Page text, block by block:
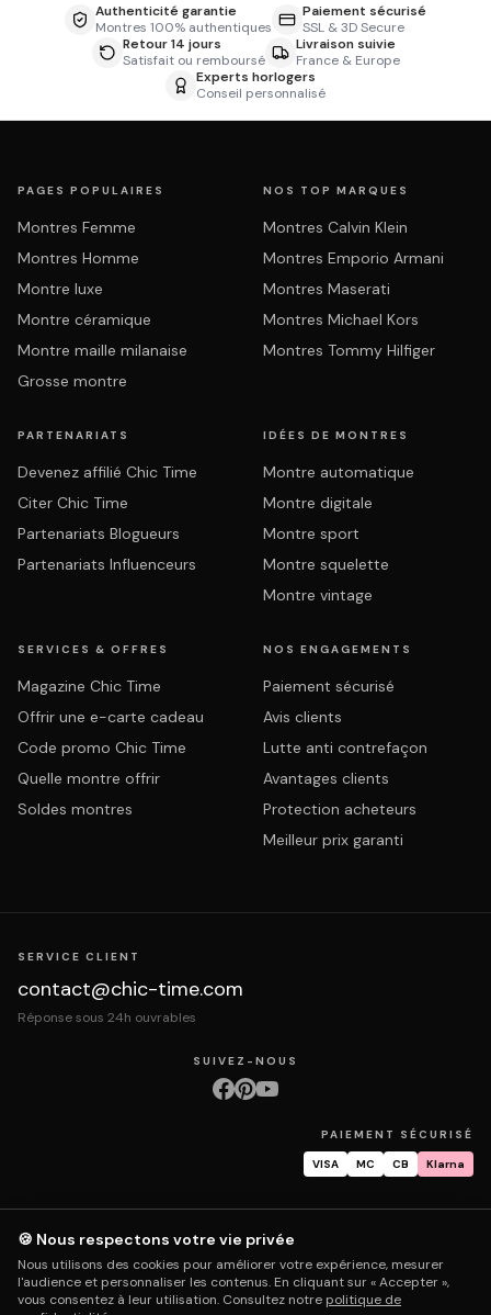
Authenticité garantie
Montres 100% authentiques
Paiement sécurisé
SSL & 3D Secure
Retour 14 jours
Satisfait ou remboursé
Livraison suivie
France & Europe
Experts horlogers
Conseil personnalisé
PAGES POPULAIRES
Montres Femme
Montres Homme
Montre luxe
Montre céramique
Montre maille milanaise
Grosse montre
NOS TOP MARQUES
Montres Calvin Klein
Montres Emporio Armani
Montres Maserati
Montres Michael Kors
Montres Tommy Hilfiger
PARTENARIATS
Devenez affilié Chic Time
Citer Chic Time
Partenariats Blogueurs
Partenariats Influenceurs
IDÉES DE MONTRES
Montre automatique
Montre digitale
Montre sport
Montre squelette
Montre vintage
SERVICES & OFFRES
Magazine Chic Time
Offrir une e-carte cadeau
Code promo Chic Time
Quelle montre offrir
Soldes montres
NOS ENGAGEMENTS
Paiement sécurisé
Avis clients
Lutte anti contrefaçon
Avantages clients
Protection acheteurs
Meilleur prix garanti
SERVICE CLIENT
contact@chic-time.com
Réponse sous 24h ouvrables
SUIVEZ-NOUS
PAIEMENT SÉCURISÉ
VISA MC CB Klarna
À proposContactMentions légales CGVProtection des données
Retours & échangesDroit de rétractationLivraisonSuivi commande
Garantie & réparationFAQMon compte
🍪 Nous respectons votre vie privée
Nous utilisons des cookies pour améliorer votre expérience, mesurer
l'audience et personnaliser les contenus. En cliquant sur « Accepter »,
vous consentez à leur utilisation. Consultez notre politique de